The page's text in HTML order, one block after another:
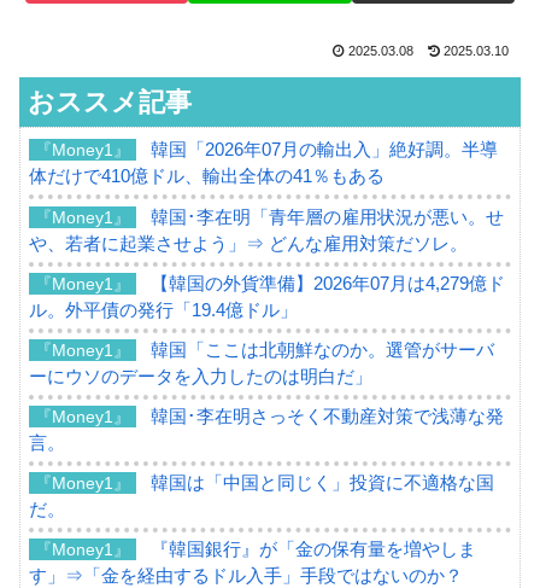
2025.03.08 2025.03.10
おススメ記事
『Money1』
韓国「2026年07月の輸出入」絶好調。半導
体だけで410億ドル、輸出全体の41％もある
『Money1』
韓国･李在明「青年層の雇用状況が悪い。せ
や、若者に起業させよう」⇒ どんな雇用対策だソレ。
『Money1』
【韓国の外貨準備】2026年07月は4,279億ド
ル。外平債の発行「19.4億ドル」
『Money1』
韓国「ここは北朝鮮なのか。選管がサーバ
ーにウソのデータを入力したのは明白だ」
『Money1』
韓国･李在明さっそく不動産対策で浅薄な発
言。
『Money1』
韓国は「中国と同じく」投資に不適格な国
だ。
『Money1』
『韓国銀行』が「金の保有量を増やしま
す」⇒「金を経由するドル入手」手段ではないのか？